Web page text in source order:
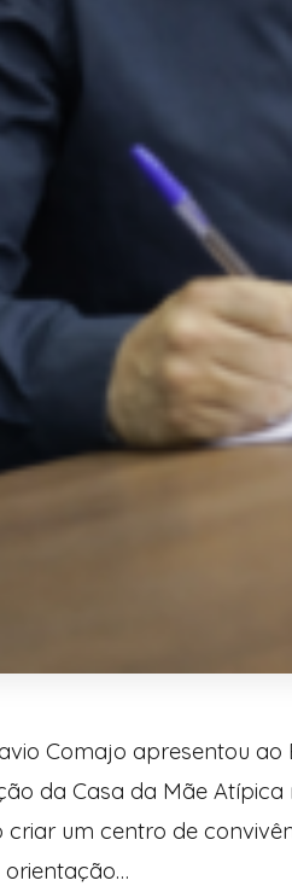
Comajo apresentou ao
da Casa da Mãe
um centro de
orientação…